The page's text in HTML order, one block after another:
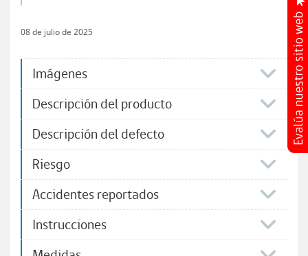
08 de julio de 2025
Imágenes
Descripción del producto
Descripción del defecto
Riesgo
Accidentes reportados
Instrucciones